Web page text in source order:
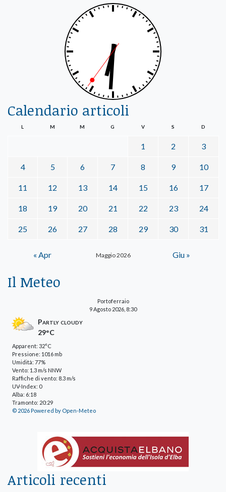
Calendario articoli
Maggio 2026
L M M G V S D
1 2 3
4 5 6 7 8 9 10
11 12 13 14 15 16 17
18 19 20 21 22 23 24
25 26 27 28 29 30 31
« Apr Giu »
Il Meteo
Portoferraio
9 Agosto 2026, 8:30
Partly cloudy
29°C
Apparent: 32°C
Pressione: 1016 mb
Umidità: 77%
Vento: 1.3 m/s NNW
Raffiche di vento: 8.3 m/s
UV-Index: 0
Alba: 6:18
Tramonto: 20:29
© 2026 Powered by Open-Meteo
Articoli recenti